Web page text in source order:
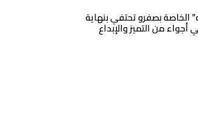
الخاصة بصفرو تحتفي بنهاية
من التميز والإبداع